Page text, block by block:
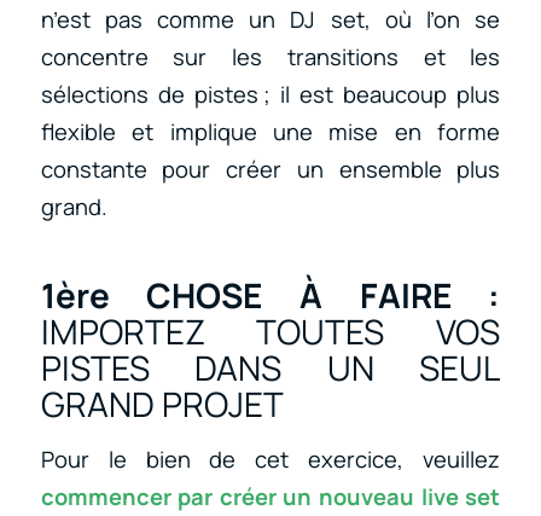
n’est pas comme un DJ set, où l’on se
concentre sur les transitions et les
sélections de pistes ; il est beaucoup plus
flexible et implique une mise en forme
constante pour créer un ensemble plus
grand.
1ère CHOSE À FAIRE :
IMPORTEZ TOUTES VOS
PISTES DANS UN SEUL
GRAND PROJET
Pour le bien de cet exercice, veuillez
commencer par créer un nouveau live set